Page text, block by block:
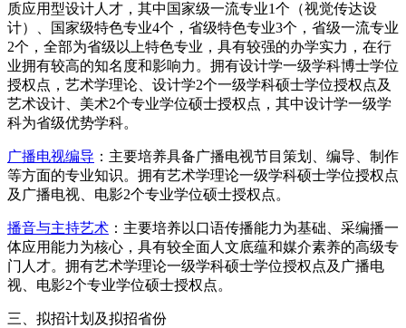
质应用型设计人才，其中国家级一流专业1个（视觉传达设
计）、国家级特色专业4个，省级特色专业3个，省级一流专业
2个，全部为省级以上特色专业，具有较强的办学实力，在行
业拥有较高的知名度和影响力。拥有设计学一级学科博士学位
授权点，艺术学理论、设计学2个一级学科硕士学位授权点及
艺术设计、美术2个专业学位硕士授权点，其中设计学一级学
科为省级优势学科。
广播电视编导 ：主要培养具备广播电视节目策划、编导、制作
等方面的专业知识。拥有艺术学理论一级学科硕士学位授权点
及广播电视、电影2个专业学位硕士授权点。
播音与主持艺术 ：主要培养以口语传播能力为基础、采编播一
体应用能力为核心，具有较全面人文底蕴和媒介素养的高级专
门人才。拥有艺术学理论一级学科硕士学位授权点及广播电
视、电影2个专业学位硕士授权点。
三、拟招计划及拟招省份